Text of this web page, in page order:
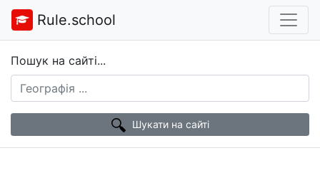
Rule.school
Пошук на сайті...
Шукати на сайті